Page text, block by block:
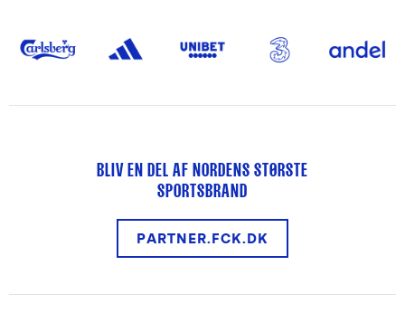
BLIV EN DEL AF NORDENS STØRSTE
SPORTSBRAND
PARTNER.FCK.DK